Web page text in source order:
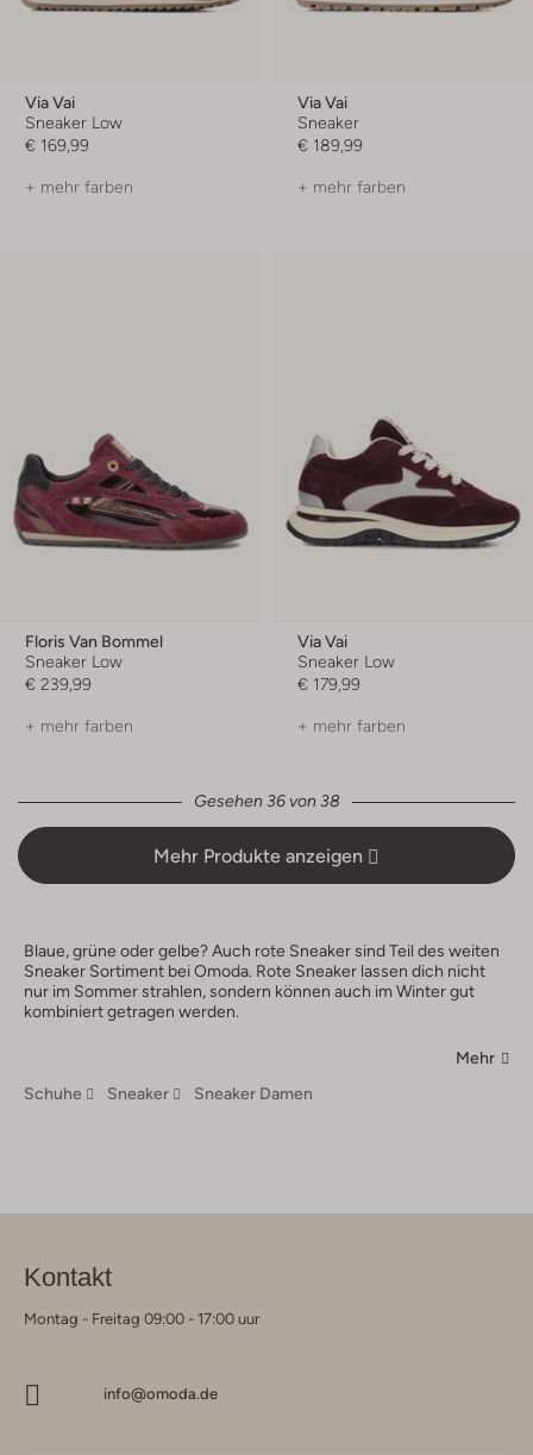
Via Vai
Sneaker Low
€ 169,99
+ mehr farben
Via Vai
Sneaker
€ 189,99
+ mehr farben
Floris Van Bommel
Sneaker Low
€ 239,99
+ mehr farben
Via Vai
Sneaker Low
€ 179,99
+ mehr farben
Gesehen 36 von 38
Mehr Produkte anzeigen
Blaue, grüne oder gelbe? Auch rote Sneaker sind Teil des weiten
Sneaker Sortiment bei Omoda. Rote Sneaker lassen dich nicht
nur im Sommer strahlen, sondern können auch im Winter gut
kombiniert getragen werden.
Mehr
Schuhe
Sneaker Sneaker Damen
Kontakt
Montag - Freitag 09:00 - 17:00 uur
info@omoda.de